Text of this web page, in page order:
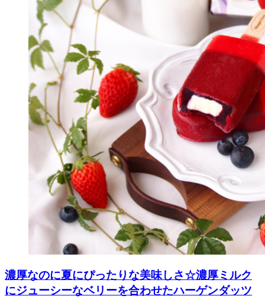
濃厚なのに夏にぴったりな美味しさ☆濃厚ミルク
にジューシーなベリーを合わせたハーゲンダッツ